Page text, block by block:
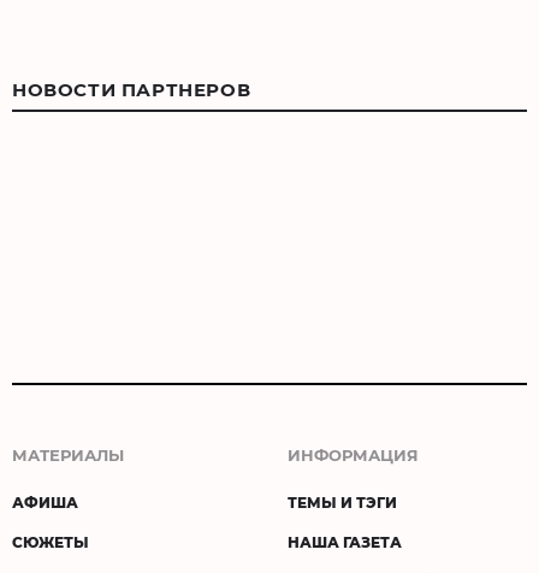
НОВОСТИ ПАРТНЕРОВ
МАТЕРИАЛЫ
АФИША
СЮЖЕТЫ
ИНФОРМАЦИЯ
ТЕМЫ И ТЭГИ
НАША ГАЗЕТА